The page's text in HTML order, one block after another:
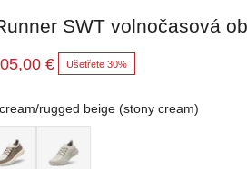
SWT volnočasová
cena
€ Ušetřete 30%
rugged beige (stony cream)